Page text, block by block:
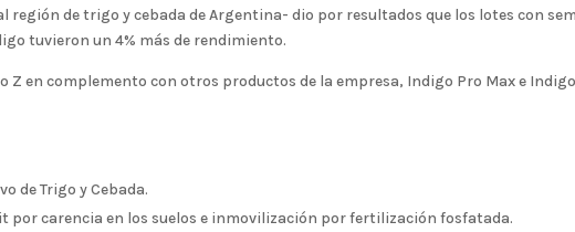
región de trigo y cebada de Argentina- dio por resultados que los lotes con
tuvieron un 4% más de rendimiento.
en complemento con otros productos de la empresa, Indigo Pro Max e
de Trigo y Cebada.
por carencia en los suelos e inmovilización por fertilización fosfatada.